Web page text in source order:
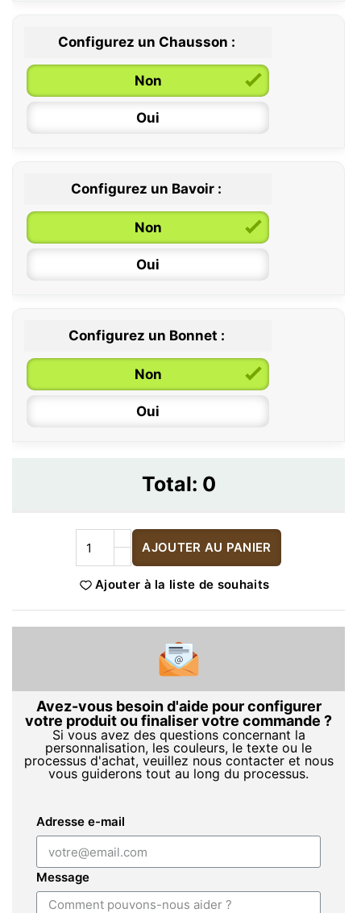
0 / 6 mois
6 / 12 mois
12 / 18 mois
Configurez un Chausson :
Non
Oui
Configurez un Bavoir :
Non
Oui
Configurez un Bonnet :
Non
Oui
Total: 0
AJOUTER AU PANIER
Ajouter à la liste de souhaits
Avez-vous besoin d'aide pour configurer
votre produit ou finaliser votre commande ?
Si vous avez des questions concernant la
personnalisation, les couleurs, le texte ou le
processus d'achat, veuillez nous contacter et nous
vous guiderons tout au long du processus.
Adresse e-mail
Message